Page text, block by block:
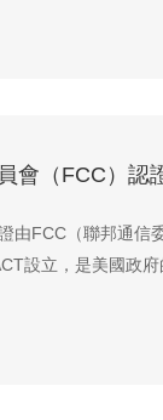
國當地聯絡窗口往
會（FCC）認
由FCC（聯邦通信
設立，是美國政府
涉及美國50多個州